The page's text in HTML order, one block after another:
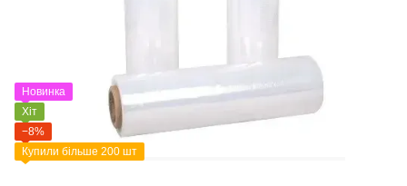
Новинка
Хіт
−8%
Купили більше 200 шт